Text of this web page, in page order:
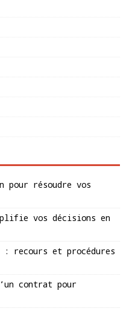
pour résoudre vos
vos décisions en
recours et procédures
contrat pour